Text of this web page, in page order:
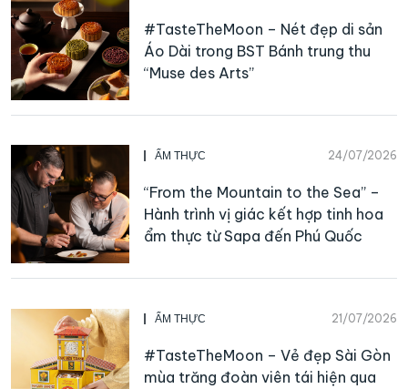
#TasteTheMoon – Nét đẹp di sản
Áo Dài trong BST Bánh trung thu
“Muse des Arts”
ẨM THỰC 24/07/2026
“From the Mountain to the Sea” –
Hành trình vị giác kết hợp tinh hoa
ẩm thực từ Sapa đến Phú Quốc
ẨM THỰC 21/07/2026
#TasteTheMoon – Vẻ đẹp Sài Gòn
mùa trăng đoàn viên tái hiện qua